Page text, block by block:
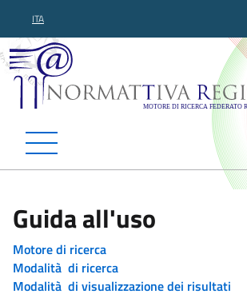
ITA
Normattiva
Guida all'uso
Motore di ricerca
Modalità di ricerca
Modalità di visualizzazione dei risultati